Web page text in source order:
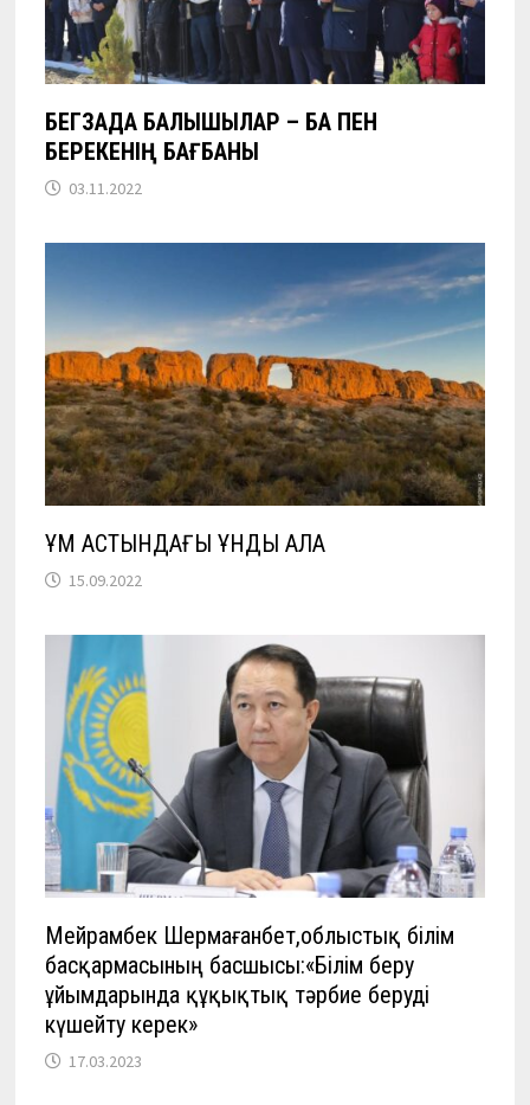
БЕГЗАДА БАЛЫҚШЫЛАР – БАҚ ПЕН
БЕРЕКЕНІҢ БАҒБАНЫ
03.11.2022
ҚҰМ АСТЫНДАҒЫ ҚҰНДЫ ҚАЛА
15.09.2022
Мейрамбек Шермағанбет,облыстық білім
басқармасының басшысы:«Білім беру
ұйымдарында құқықтық тәрбие беруді
күшейту керек»
17.03.2023